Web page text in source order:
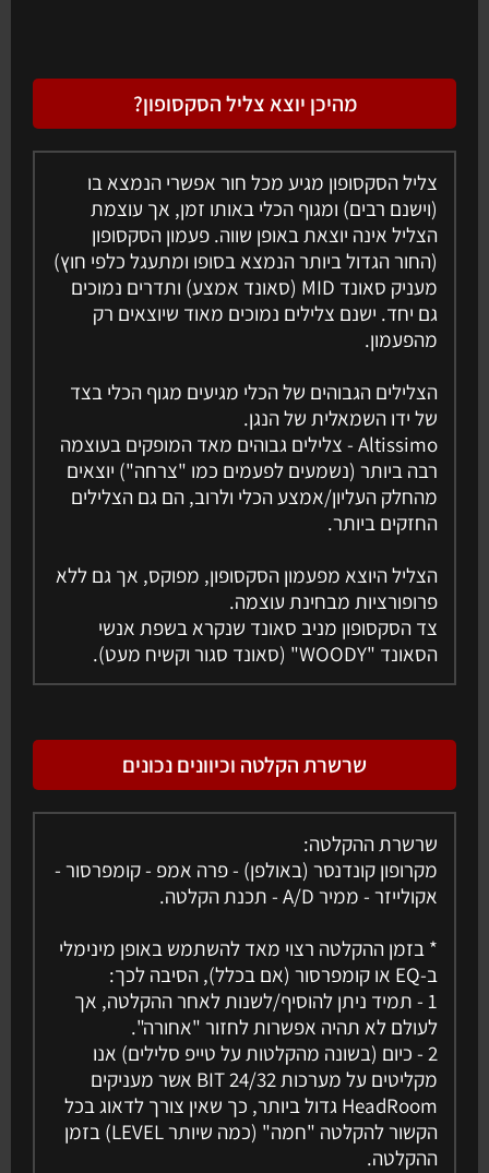
מהיכן יוצא צליל הסקסופון?
צליל הסקסופון מגיע מכל חור אפשרי הנמצא בו
(וישנם רבים) ומגוף הכלי באותו זמן, אך עוצמת
הצליל אינה יוצאת באופן שווה. פעמון הסקסופון
(החור הגדול ביותר הנמצא בסופו ומתעגל כלפי חוץ)
מעניק סאונד MID (סאונד אמצע) ותדרים נמוכים
גם יחד. ישנם צלילים נמוכים מאוד שיוצאים רק
מהפעמון.
הצלילים הגבוהים של הכלי מגיעים מגוף הכלי בצד
של ידו השמאלית של הנגן.
Altissimo - צלילים גבוהים מאד המופקים בעוצמה
רבה ביותר (נשמעים לפעמים כמו "צרחה") יוצאים
מהחלק העליון/אמצע הכלי ולרוב, הם גם הצלילים
החזקים ביותר.
הצליל היוצא מפעמון הסקסופון, מפוקס, אך גם ללא
פרופורציות מבחינת עוצמה.
צד הסקסופון מניב סאונד שנקרא בשפת אנשי
הסאונד "WOODY" (סאונד סגור וקשיח מעט).
שרשרת הקלטה וכיוונים נכונים
שרשרת ההקלטה:
מקרופון קונדנסר (באולפן) - פרה אמפ - קומפרסור -
אקולייזר - ממיר A/D - תכנת הקלטה.
* בזמן ההקלטה רצוי מאד להשתמש באופן מינימלי
ב-EQ או קומפרסור (אם בכלל), הסיבה לכך:
1 - תמיד ניתן להוסיף/לשנות לאחר ההקלטה, אך
לעולם לא תהיה אפשרות לחזור "אחורה".
2 - כיום (בשונה מהקלטות על טייפ סלילים) אנו
מקליטים על מערכות 24/32 BIT אשר מעניקים
HeadRoom גדול ביותר, כך שאין צורך לדאוג בכל
הקשור להקלטה "חמה" (כמה שיותר LEVEL) בזמן
ההקלטה.